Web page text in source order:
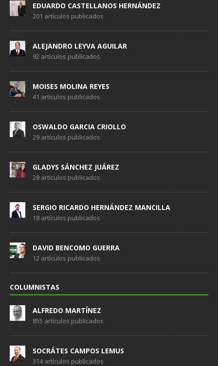
EDUARDO CASTELLANOS HERNÁNDEZ
201 artículos publicados
ALEJANDRO LEYVA AGUILAR
92 artículos publicados
MOISES MOLINA REYES
41 artículos publicados
OSWALDO GARCIA CRIOLLO
29 artículos publicados
GLADYS SÁNCHEZ JUÁREZ
28 artículos publicados
SERGIO RICARDO HERNÁNDEZ MANCILLA
18 artículos publicados
DAVID BENCOMO GUERRA
12 artículos publicados
COLUMNISTAS
ALFREDO MARTÍNEZ
855 artículos publicados
SOCRÁTES CAMPOS LEMUS
314 artículos publicados